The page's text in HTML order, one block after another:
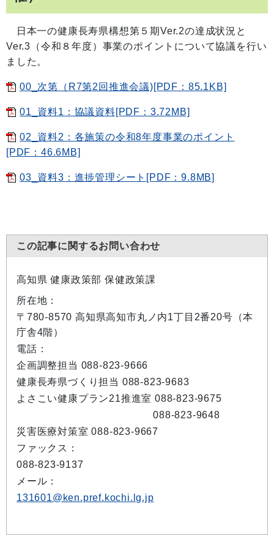
日本一の健康長寿県構想第５期Ver.2の達成状況と
Ver.3（令和８年度）事業のポイントについて協議を行い
ました。
00_次第（R7第2回推進会議)[PDF：85.1KB]
01_資料1：協議資料[PDF：3.72MB]
02_資料2：各施策の令和8年度事業のポイント
[PDF：46.6MB]
03_資料3：進捗管理シート[PDF：9.8MB]
この記事に関するお問い合わせ
高知県 健康政策部 保健政策課
所在地：
〒780-8570 高知県高知市丸ノ内1丁目2番20号（本
庁舎4階）
電話：
企画調整担当 088-823-9666
健康長寿県づくり担当 088-823-9683
よさこい健康プラン21推進室 088-823-9675
088-823-9648
災害医療対策室 088-823-9667
ファックス：
088-823-9137
メール：
131601@ken.pref.kochi.lg.jp